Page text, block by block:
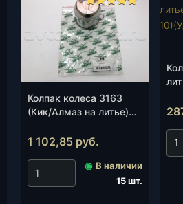
Колпак колеса 3163
(Кик/Алмаз на литье)
(УАЗ), шт.
Оценка
5.00
из 5
1 102,85 руб.
◉ В наличии
15 шт.